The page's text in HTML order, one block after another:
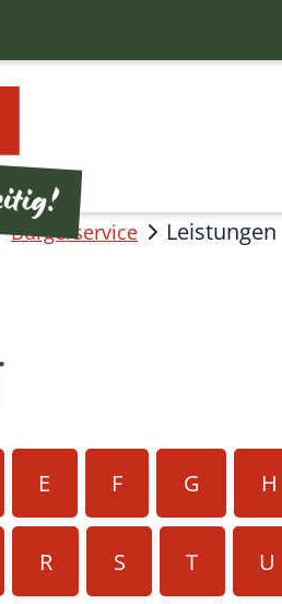
Bürgerservice Leistungen
E F G H
R S T U